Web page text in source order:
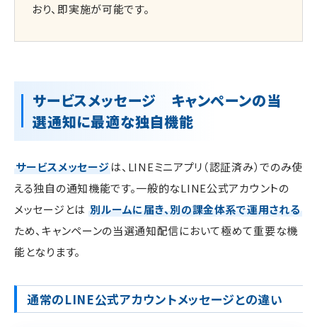
おり、即実施が可能です。
サービスメッセージ キャンペーンの当
選通知に最適な独自機能
サービスメッセージは、LINEミニアプリ（認証済み）でのみ使
える独自の通知機能です。一般的なLINE公式アカウントの
メッセージとは 別ルームに届き、別の課金体系で運用される
ため、キャンペーンの当選通知配信において極めて重要な機
能となります。
通常のLINE公式アカウントメッセージとの違い